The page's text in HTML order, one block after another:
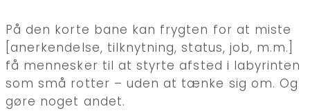
På den korte bane kan frygten for at miste
[anerkendelse, tilknytning, status, job, m.m.]
få mennesker til at styrte afsted i labyrinten
som små rotter – uden at tænke sig om. Og
gøre noget andet.